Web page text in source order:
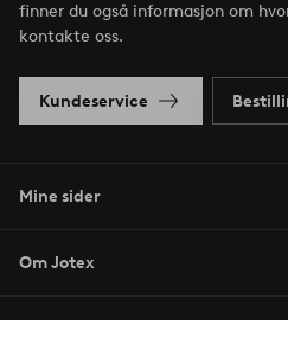
finner du også informasjon om
kontakte oss.
Kundeservice
Mine sider
Om Jotex